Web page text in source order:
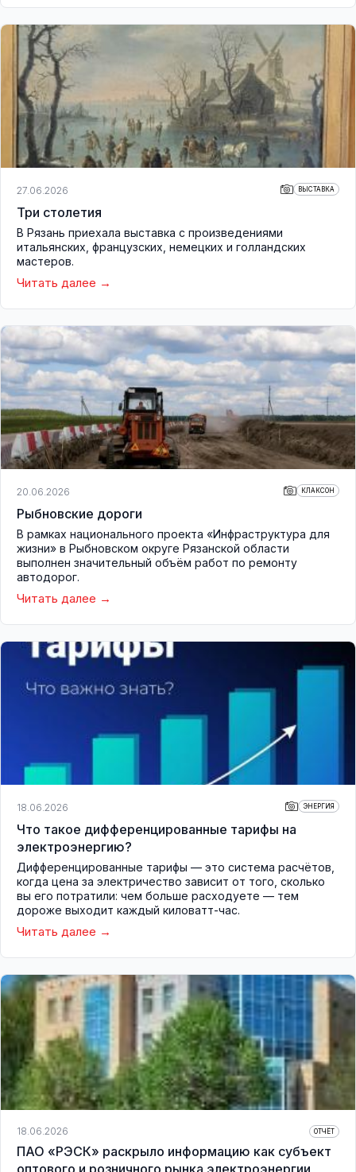
27.06.2026 ВЫСТАВКА
Три столетия
В Рязань приехала выставка с произведениями
итальянских, французских, немецких и голландских
мастеров.
Читать далее
20.06.2026 КЛАКСОН
Рыбновские дороги
В рамках национального проекта «Инфраструктура для
жизни» в Рыбновском округе Рязанской области
выполнен значительный объём работ по ремонту
автодорог.
Читать далее
18.06.2026 ЭНЕРГИЯ
Что такое дифференцированные тарифы на
электроэнергию?
Дифференцированные тарифы — это система расчётов,
когда цена за электричество зависит от того, сколько
вы его потратили: чем больше расходуете — тем
дороже выходит каждый киловатт-час.
Читать далее
18.06.2026 ОТЧЁТ
ПАО «РЭСК» раскрыло информацию как субъект